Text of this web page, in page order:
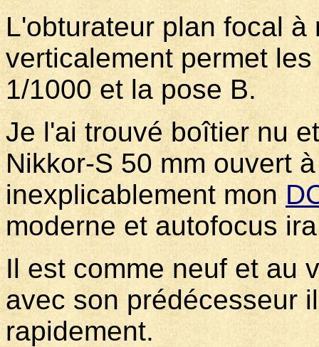
L'obturateur plan focal
verticalement permet
1/1000 et la pose B.
Je l'ai trouvé boîtier nu
Nikkor-S 50 mm ouvert
inexplicablement mon
moderne et autofocus
Il est comme neuf et au
avec son prédécesseur
rapidement.